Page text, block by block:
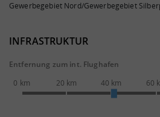
Gewerbegebiet Nord/Gewerbegebiet
INFRASTRUKTUR
Entfernung zum int. Flughafen
0 km
20 km 40 km 60